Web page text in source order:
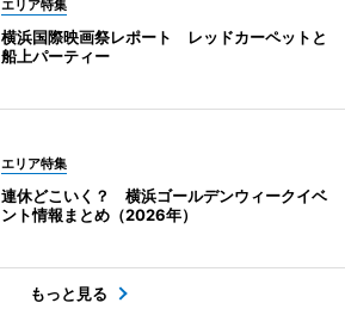
エリア特集
横浜国際映画祭レポート レッドカーペットと
船上パーティー
エリア特集
連休どこいく？ 横浜ゴールデンウィークイベ
ント情報まとめ（2026年）
もっと見る